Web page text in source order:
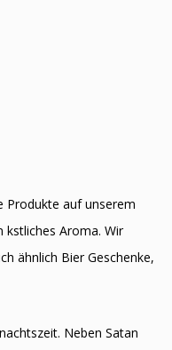
Produkte auf unserem
Aroma. Wir
ähnlich Bier Geschenke,
Neben Satan